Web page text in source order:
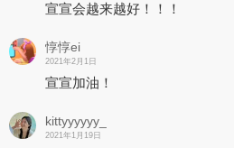
宣宣会越来越好！！！
惇惇ei
2021年2月1日
宣宣加油！
kittyyyyyy_
2021年1月19日